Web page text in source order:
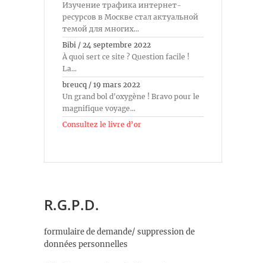
Изучение трафика интернет-
ресурсов в Москве стал актуальной
темой для многих...
Bibi / 24 septembre 2022
À quoi sert ce site ? Question facile !
La...
breucq / 19 mars 2022
Un grand bol d'oxygène ! Bravo pour le
magnifique voyage...
Consultez le livre d’or
R.G.P.D.
formulaire de demande/ suppression de
données personnelles